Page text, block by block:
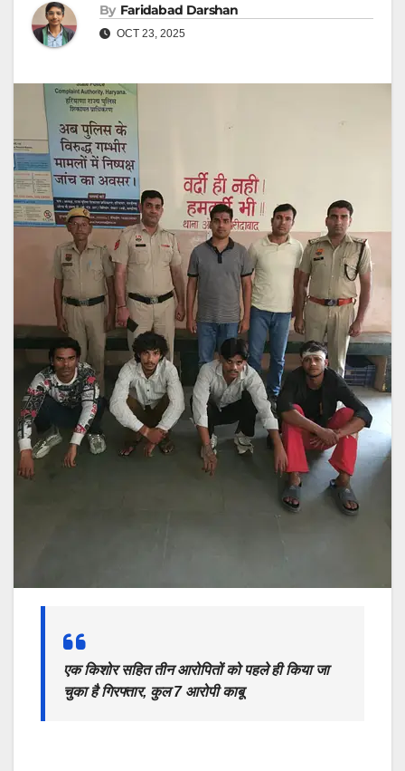
By Faridabad Darshan
OCT 23, 2025
एक किशोर सहित तीन आरोपितों को पहले ही किया जा
चुका है गिरफ्तार, कुल 7 आरोपी काबू